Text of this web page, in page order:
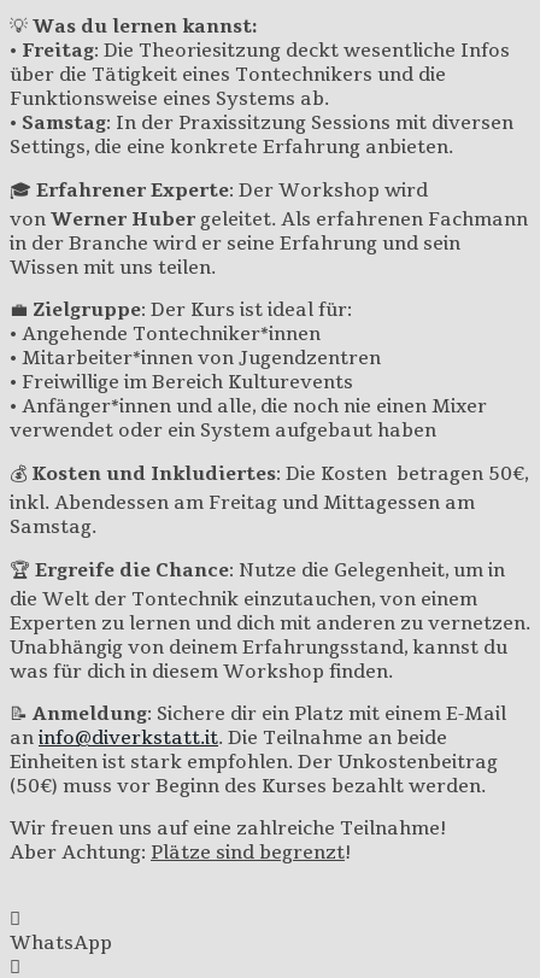
💡 Was du lernen kannst:
• Freitag: Die Theoriesitzung deckt wesentliche Infos
über die Tätigkeit eines Tontechnikers und die
Funktionsweise eines Systems ab.
• Samstag: In der Praxissitzung Sessions mit diversen
Settings, die eine konkrete Erfahrung anbieten.
🎓 Erfahrener Experte: Der Workshop wird
von Werner Huber geleitet. Als erfahrenen Fachmann
in der Branche wird er seine Erfahrung und sein
Wissen mit uns teilen.
💼 Zielgruppe: Der Kurs ist ideal für:
• Angehende Tontechniker*innen
• Mitarbeiter*innen von Jugendzentren
• Freiwillige im Bereich Kulturevents
• Anfänger*innen und alle, die noch nie einen Mixer
verwendet oder ein System aufgebaut haben
💰 Kosten und Inkludiertes: Die Kosten betragen 50€,
inkl. Abendessen am Freitag und Mittagessen am
Samstag.
🏆 Ergreife die Chance: Nutze die Gelegenheit, um in
die Welt der Tontechnik einzutauchen, von einem
Experten zu lernen und dich mit anderen zu vernetzen.
Unabhängig von deinem Erfahrungsstand, kannst du
was für dich in diesem Workshop finden.
📝 Anmeldung: Sichere dir ein Platz mit einem E-Mail
an info@diverkstatt.it. Die Teilnahme an beide
Einheiten ist stark empfohlen. Der Unkostenbeitrag
(50€) muss vor Beginn des Kurses bezahlt werden.
Wir freuen uns auf eine zahlreiche Teilnahme!
Aber Achtung: Plätze sind begrenzt!
WhatsApp